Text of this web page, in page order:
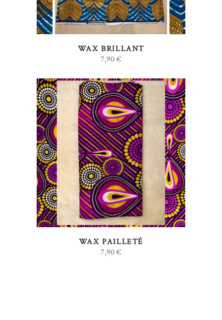
WAX BRILLANT
7,90€
AJOUTER AU PANIER
WAX PAILLETÉ
7,90€